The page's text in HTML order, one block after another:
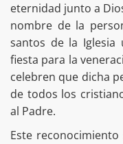
eternidad junto a
nombre de la
santos de la Iglesia
fiesta para la
celebren que dicha
de todos los
al Padre.
Este